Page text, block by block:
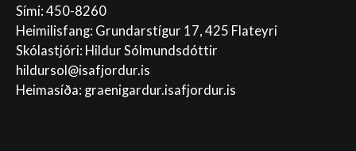
Sími: 450-8260
Heimilisfang: Grundarstígur 17, 425 Flateyri
Skólastjóri: Hildur Sólmundsdóttir
hildursol@isafjordur.is
Heimasíða: graenigardur.isafjordur.is